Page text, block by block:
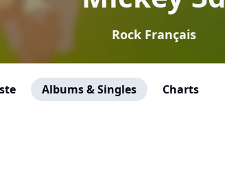
Rock Français
Albums & Singles Charts